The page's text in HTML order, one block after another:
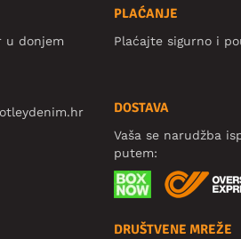
u donjem
PLAĆANJE
Plaćajte sigurno i
DOSTAVA
Vaša se narudžba
putem:
DRUŠTVENE MREŽE